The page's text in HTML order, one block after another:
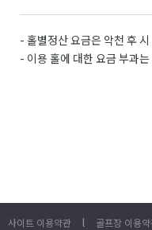
- 홀별정산 요금은 악천 후
- 이용 홀에 대한 요금 부과
사이트 이용약관 l 골프장 이용